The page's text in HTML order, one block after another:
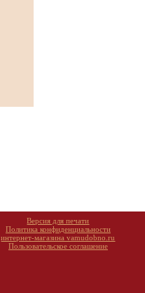
Версия для печати
Политика конфиденциальности
интернет-магазина vamudobno.ru
Пользовательское соглашение